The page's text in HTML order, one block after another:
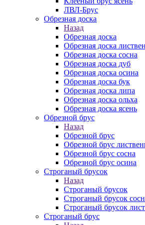
ЛВЛ-Брус
Обрезная доска
Назад
Обрезная доска
Обрезная доска
Обрезная доска сосна
Обрезная доска дуб
Обрезная доска осина
Обрезная доска бук
Обрезная доска липа
Обрезная доска ольха
Обрезная доска ясень
Обрезной брус
Назад
Обрезной брус
Обрезной брус
Обрезной брус сосна
Обрезной брус осина
Строганый брусок
Назад
Строганый брусок
Строганый брусок
Строганый брусок
Строганый брус